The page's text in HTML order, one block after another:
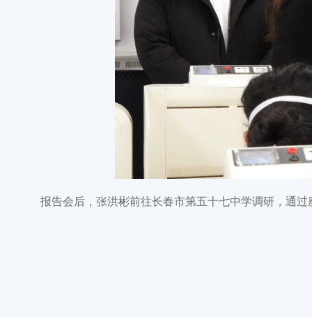
报告会后，张洪彬前往长春市第五十七中学调研，通过